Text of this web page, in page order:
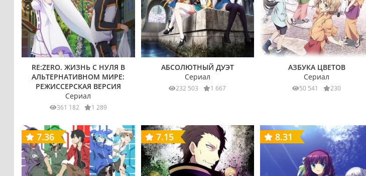
RE:ZERO. ЖИЗНЬ С НУЛЯ В
АЛЬТЕРНАТИВНОМ МИРЕ:
РЕЖИССЕРСКАЯ ВЕРСИЯ
Сериал
361 182 1 289
АБСОЛЮТНЫЙ ДУЭТ
Сериал
232 503 1 667
АЗБУКА ЦВЕТОВ
Сериал
50 541 230
7.36 7.15 8.31